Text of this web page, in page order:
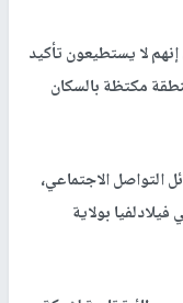
لا يستطيعون تأكيد
مكتظة بالسكان
التواصل الاجتماعي،
بولاية